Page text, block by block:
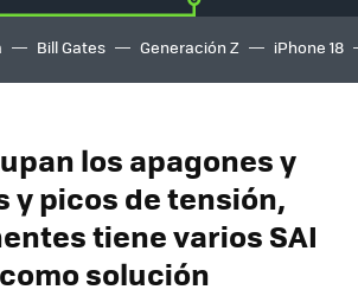
Bill Gates Generación Z iPhone 18
los apagones y
y picos de tensión,
tiene varios SAI
solución